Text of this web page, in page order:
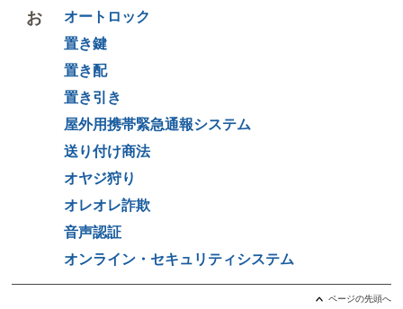
お
オートロック
置き鍵
置き配
置き引き
屋外用携帯緊急通報システム
送り付け商法
オヤジ狩り
オレオレ詐欺
音声認証
オンライン・セキュリティシステム
ページの先頭へ